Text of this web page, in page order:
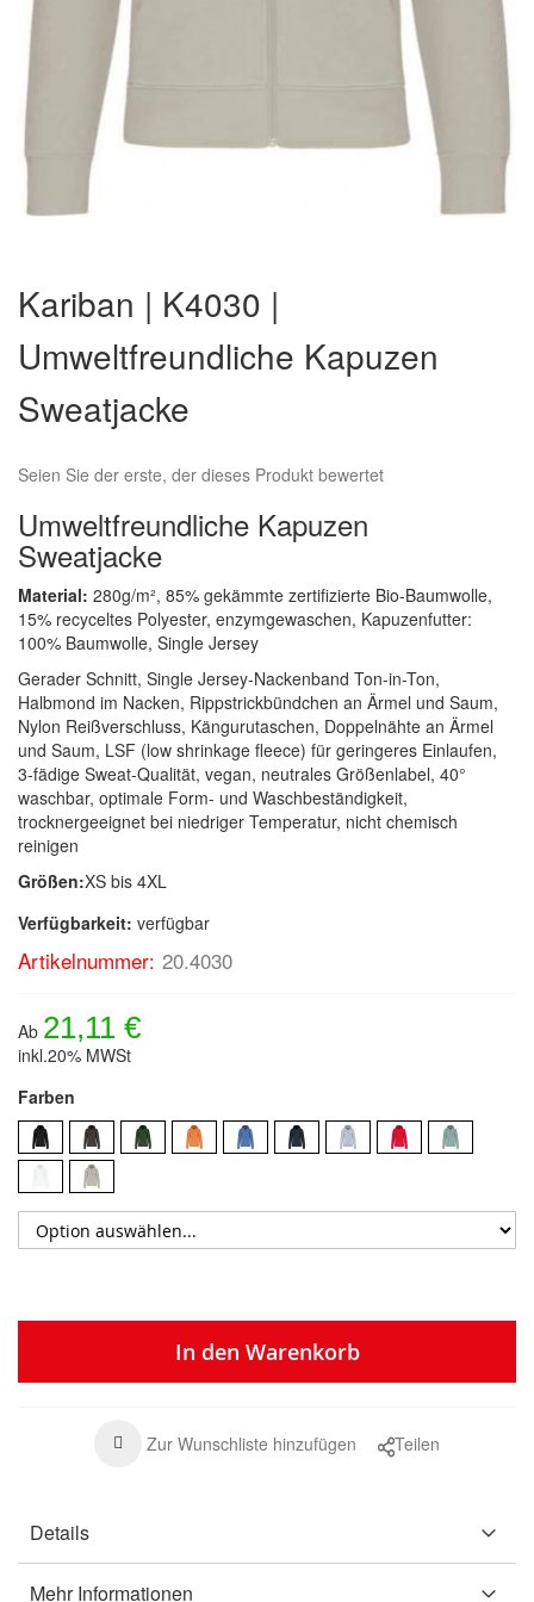
der
Bildergalerie
springen
Kariban | K4030 |
Umweltfreundliche Kapuzen
Sweatjacke
Seien Sie der erste, der dieses Produkt bewertet
Umweltfreundliche Kapuzen
Sweatjacke
Material: 280g/m², 85% gekämmte zertifizierte Bio-Baumwolle,
15% recyceltes Polyester, enzymgewaschen, Kapuzenfutter:
100% Baumwolle, Single Jersey
Gerader Schnitt, Single Jersey-Nackenband Ton-in-Ton,
Halbmond im Nacken, Rippstrickbündchen an Ärmel und Saum,
Nylon Reißverschluss, Kängurutaschen, Doppelnähte an Ärmel
und Saum, LSF (low shrinkage fleece) für geringeres Einlaufen,
3-fädige Sweat-Qualität, vegan, neutrales Größenlabel, 40°
waschbar, optimale Form- und Waschbeständigkeit,
trocknergeeignet bei niedriger Temperatur, nicht chemisch
reinigen
Größen:XS bis 4XL
Verfügbarkeit: verfügbar
Artikelnummer: 20.4030
Ab 21,11 €
inkl.20% MWSt
Farben
In den Warenkorb
Zur Wunschliste hinzufügen Teilen
Details
Mehr Informationen